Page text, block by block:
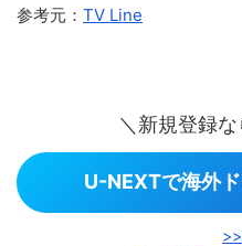
参考元： TV Line
＼新規登録
U-NEXTで海外